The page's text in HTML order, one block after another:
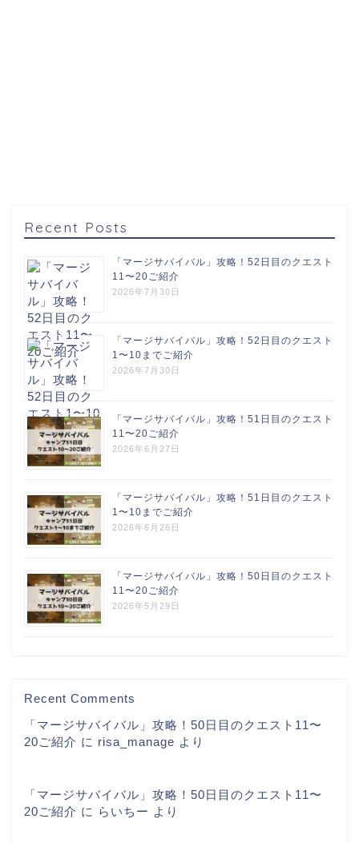
Recent Posts
「マージサバイバル」攻略！52日目のクエスト
11〜20ご紹介
2026年7月30日
「マージサバイバル」攻略！52日目のクエスト
1〜10までご紹介
2026年7月30日
「マージサバイバル」攻略！51日目のクエスト
11〜20ご紹介
2026年6月27日
「マージサバイバル」攻略！51日目のクエスト
1〜10までご紹介
2026年6月26日
「マージサバイバル」攻略！50日目のクエスト
11〜20ご紹介
2026年5月29日
Recent Comments
「マージサバイバル」攻略！50日目のクエスト11〜
20ご紹介 に risa_manage より
「マージサバイバル」攻略！50日目のクエスト11〜
20ご紹介 に らいちー より